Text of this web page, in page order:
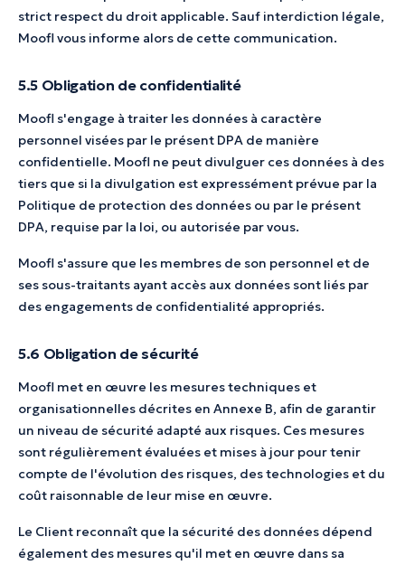
strict respect du droit applicable. Sauf interdiction légale,
Moofl vous informe alors de cette communication.
5.5 Obligation de confidentialité
Moofl s'engage à traiter les données à caractère
personnel visées par le présent DPA de manière
confidentielle. Moofl ne peut divulguer ces données à des
tiers que si la divulgation est expressément prévue par la
Politique de protection des données ou par le présent
DPA, requise par la loi, ou autorisée par vous.
Moofl s'assure que les membres de son personnel et de
ses sous-traitants ayant accès aux données sont liés par
des engagements de confidentialité appropriés.
5.6 Obligation de sécurité
Moofl met en œuvre les mesures techniques et
organisationnelles décrites en Annexe B, afin de garantir
un niveau de sécurité adapté aux risques. Ces mesures
sont régulièrement évaluées et mises à jour pour tenir
compte de l'évolution des risques, des technologies et du
coût raisonnable de leur mise en œuvre.
Le Client reconnaît que la sécurité des données dépend
également des mesures qu'il met en œuvre dans sa